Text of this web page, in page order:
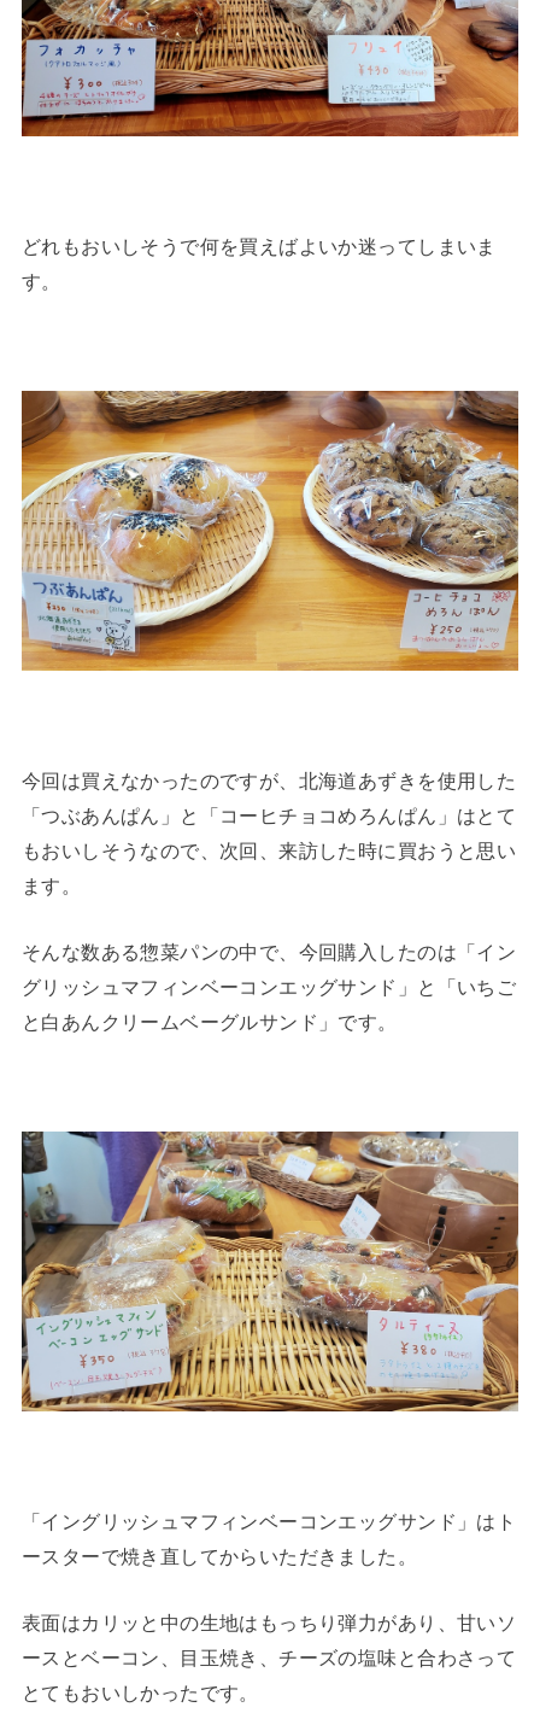
どれもおいしそうで何を買えばよいか迷ってしまいま
す。
今回は買えなかったのですが、北海道あずきを使用した
「つぶあんぱん」と「コーヒチョコめろんぱん」はとて
もおいしそうなので、次回、来訪した時に買おうと思い
ます。
そんな数ある惣菜パンの中で、今回購入したのは「イン
グリッシュマフィンベーコンエッグサンド」と「いちご
と白あんクリームベーグルサンド」です。
「イングリッシュマフィンベーコンエッグサンド」はト
ースターで焼き直してからいただきました。
表面はカリッと中の生地はもっちり弾力があり、甘いソ
ースとベーコン、目玉焼き、チーズの塩味と合わさって
とてもおいしかったです。